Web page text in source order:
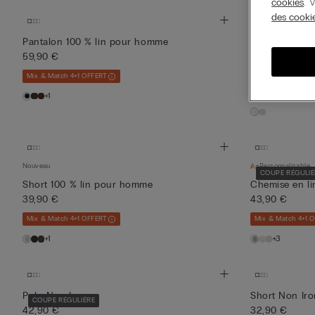
Pantalon 100 % lin pour homme
59,90 €
Mix & Match 4+1 OFFERT
+1
COUPE
Chemise à
39,90 €
Nouveau
Short 100 % lin pour homme
39,90 €
Mix & Match 4+1 OFFERT
+1
COUPE
Personnalisable
Chemise en
43,90 €
Mix & Match 4+1
+3
COUPE RÉGULIÈRE
Polo Non Iron
42,90 €
Short Non
32,90 €
des